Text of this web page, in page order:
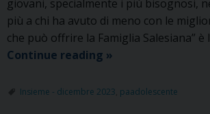
giovani, specialmente i più bisognosi,
più a chi ha avuto di meno con le
che può offrire la Famiglia Salesiana” è
Continue reading Convegno
dei
»
Insieme - dicembre 2023 paadolescente